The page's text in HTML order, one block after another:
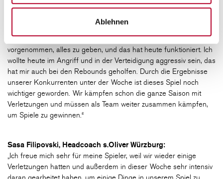
Ablehnen
Cameron Hunt, s.Oliver Würzburg:
„Ich würde es nicht als perfektes Spiel bezeichnen, aber wir
wollten diesen Sieg unbedingt. Es war natürlich ein sehr wichtiger
Sieg wegen unserer Situation in der Tabelle. Wir hatten uns
vorgenommen, alles zu geben, und das hat heute funktioniert. Ich
wollte heute im Angriff und in der Verteidigung aggressiv sein, das
hat mir auch bei den Rebounds geholfen. Durch die Ergebnisse
unserer Konkurrenten unter der Woche ist dieses Spiel noch
wichtiger geworden. Wir kämpfen schon die ganze Saison mit
Verletzungen und müssen als Team weiter zusammen kämpfen,
um Spiele zu gewinnen.“
Sasa Filipovski, Headcoach s.Oliver Würzburg:
„Ich freue mich sehr für meine Spieler, weil wir wieder einige
Verletzungen hatten und außerdem in dieser Woche sehr intensiv